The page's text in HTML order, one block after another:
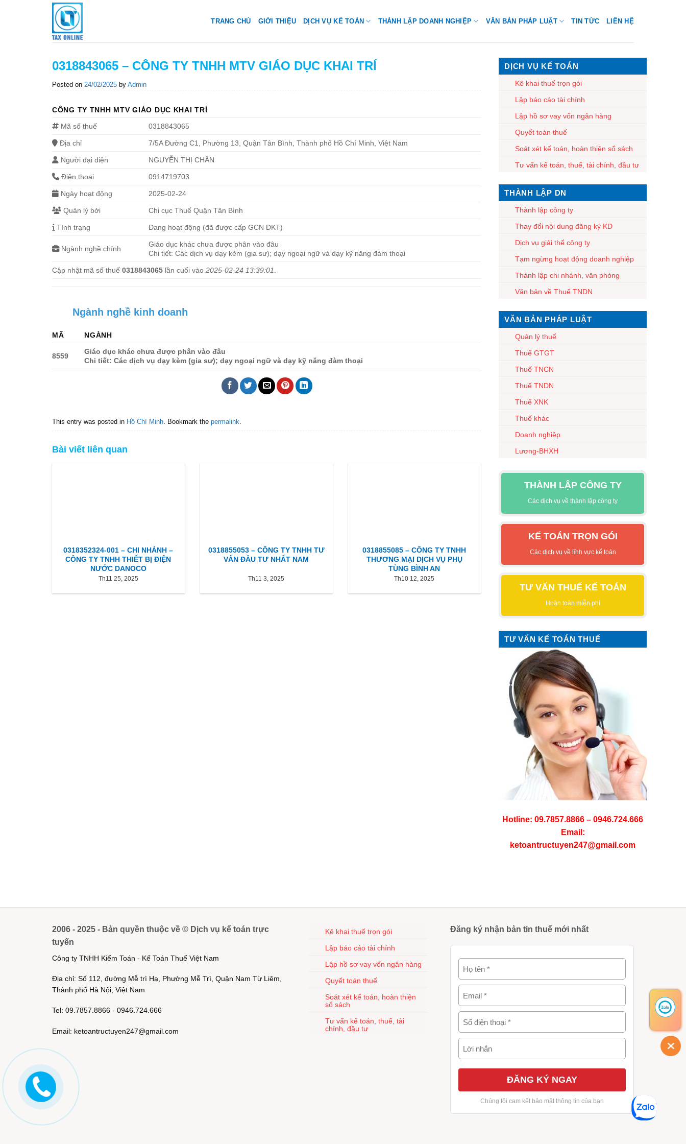
TRANG CHỦ GIỚI THIỆU DỊCH VỤ KẾ TOÁN THÀNH LẬP DOANH NGHIỆP VĂN BẢN PHÁP LUẬT TIN TỨC LIÊN HỆ
0318843065 – CÔNG TY TNHH MTV GIÁO DỤC KHAI TRÍ
Posted on 24/02/2025 by Admin
CÔNG TY TNHH MTV GIÁO DỤC KHAI TRÍ
Mã số thuế
0318843065
Địa chỉ 7/5A Đường C1, Phường 13, Quận Tân Bình, Thành phố Hồ Chí Minh, Việt Nam
Người đại diện NGUYỄN THỊ CHÂN
Điện thoại 0914719703
Ngày hoạt động 2025-02-24
Quản lý bởi Chi cục Thuế Quận Tân Bình
Tình trạng Đang hoạt động (đã được cấp GCN ĐKT)
Ngành nghề chính
Giáo dục khác chưa được phân vào đâu
Chi tiết: Các dịch vụ dạy kèm (gia sư); dạy ngoại ngữ và dạy kỹ năng đàm thoại
Cập nhật mã số thuế 0318843065 lần cuối vào 2025-02-24 13:39:01
Ngành nghề kinh doanh
MÃ NGÀNH
8559
Giáo dục khác chưa được phân vào đâu
Chi tiết: Các dịch vụ dạy kèm (gia sư); dạy ngoại ngữ và dạy kỹ năng đàm thoại
This entry was posted in Hồ Chí Minh . Bookmark the permalink
Bài viết liên quan
0318352324-001 – CHI NHÁNH –
CÔNG TY TNHH THIẾT BỊ ĐIỆN
NƯỚC DANOCO
Th11 25, 2025
0318855053 – CÔNG TY TNHH TƯ
VẤN ĐẦU TƯ NHẤT NAM
Th11 3, 2025
0318855085 – CÔNG TY TNHH
THƯƠNG MẠI DỊCH VỤ PHỤ
TÙNG BÌNH AN
Th10 12, 2025
DỊCH VỤ KẾ TOÁN
Kê khai thuế trọn gói
Lập báo cáo tài chính
Lập hồ sơ vay vốn ngân hàng
Quyết toán thuế
Soát xét kế toán, hoàn thiện sổ sách
Tư vấn kế toán, thuế, tài chính, đầu tư
THÀNH LẬP DN
Thành lập công ty
Thay đổi nội dung đăng ký KD
Dịch vụ giải thể công ty
Tạm ngừng hoạt động doanh nghiệp
Thành lập chi nhánh, văn phòng
Văn bản về Thuế TNDN
VĂN BẢN PHÁP LUẬT
Quản lý thuế
Thuế GTGT
Thuế TNCN
Thuế TNDN
Thuế XNK
Thuế khác
Doanh nghiệp
Lương-BHXH
THÀNH LẬP CÔNG TY
Các dịch vụ về thành lập công ty
KẾ TOÁN TRỌN GÓI
Các dịch vụ về lĩnh vực kế toán
TƯ VẤN THUẾ KẾ TOÁN
Hoàn toàn miễn phí
TƯ VẤN KẾ TOÁN THUẾ
Hotline: 09.7857.8866 – 0946.724.666
Email:
ketoantructuyen247@gmail.com
2006 - 2025 - Bản quyền thuộc về © Dịch vụ kế toán trực
tuyến
Công ty TNHH Kiểm Toán - Kế Toán Thuế Việt Nam
Địa chỉ: Số 112, đường Mễ trì Hạ, Phường Mễ Trì, Quận Nam Từ Liêm,
Thành phố Hà Nội, Việt Nam
Tel: 09.7857.8866 - 0946.724.666
Email: ketoantructuyen247@gmail.com
Kê khai thuế trọn gói
Lập báo cáo tài chính
Lập hồ sơ vay vốn ngân hàng
Quyết toán thuế
Soát xét kế toán, hoàn thiện
sổ sách
Tư vấn kế toán, thuế, tài
chính, đầu tư
Đăng ký nhận bản tin thuế mới nhất